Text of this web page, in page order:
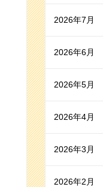
2026年7月
2026年6月
2026年5月
2026年4月
2026年3月
2026年2月